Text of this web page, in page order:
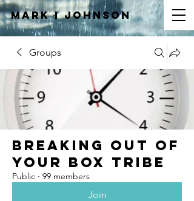
Mark IJOHNSON
Groups
Breaking Out of
Your Box Tribe
Public · 99 members
Join